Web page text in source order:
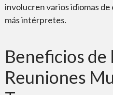
involucren varios idiomas
más intérpretes.
Beneficios de
Reuniones